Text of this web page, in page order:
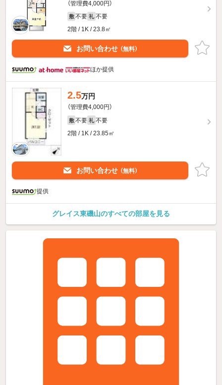
（管理費4,000円）
敷 不要 礼 不要
2階 / 1K / 23.8㎡
お問い合わせ （無料）
ほか提供
2.5万円
（管理費4,000円）
敷 不要 礼 不要
2階 / 1K / 23.85㎡
お問い合わせ （無料）
提供
グレイス東磯山のすべての部屋を見る